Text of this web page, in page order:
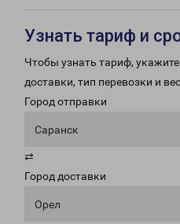
Узнать тариф и
Чтобы узнать тариф,
доставки, тип перевозки и вес
Город отправки
Саранск
⇄
Город доставки
Орел